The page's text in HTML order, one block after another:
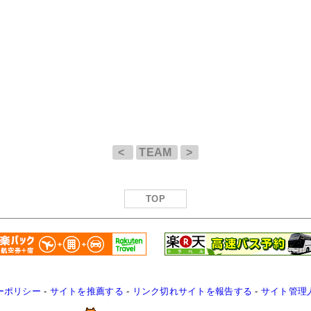
< TEAM >
TOP
ポリシー - サイトを推薦する - リンク切れサイトを報告する - サイト管理